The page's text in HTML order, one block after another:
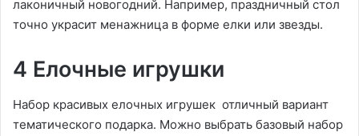
лаконичный новогодний. Например, праздничный стол
точно украсит менажница в форме елки или звезды.
4 Елочные игрушки
Набор красивых елочных игрушек отличный вариант
тематического подарка. Можно выбрать базовый набор